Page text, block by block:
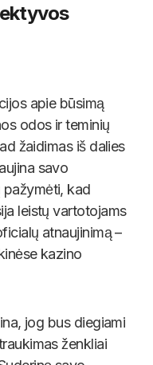
apie būsimą
odos ir teminių
žaidimas iš dalies
savo
kad
leistų vartotojams
atnaujinimą –
kazino
jog bus diegiami
ženkliai